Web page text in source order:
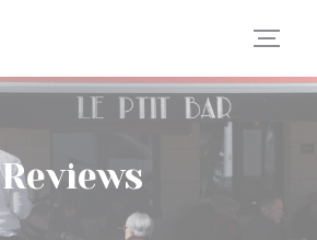
Reviews